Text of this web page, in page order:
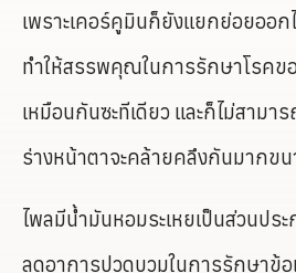
เพราะเคอร์คูมินก็ยังแยกย่อยออ
ทำให้สรรพคุณในการรักษาโรคข
เหมือนกันซะทีเดียว และก็ไม่สามา
ร่างหน้าตาจะคล้ายคลึงกันมากข
ไพลมีน้ำมันหอมระเหยเป็นส่วนปร
ลดอาการปวดบวมในการรักษาข้อ